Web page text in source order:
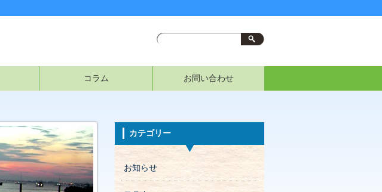
コラム お問い合わせ
カテゴリー
お知らせ